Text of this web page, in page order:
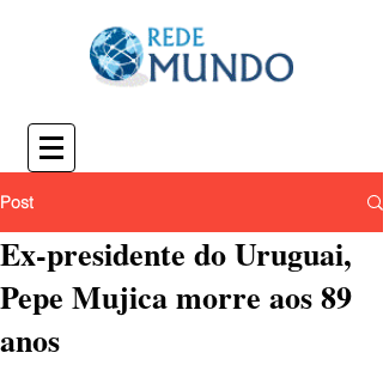
Post
Ex-presidente do Uruguai,
Pepe Mujica morre aos 89
anos